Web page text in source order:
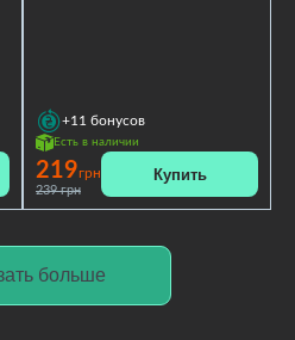
+11 бонусов
Есть в наличии
219грн
239 грн
Купить
больше